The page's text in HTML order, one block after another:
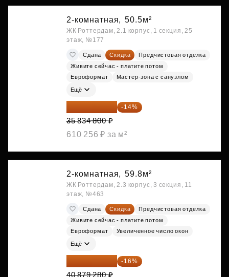
2-комнатная, 50.5м²
ЖК Роттердам, 2.1 корпус, 1 секция, 25
этаж, №177
Сдана Скидка
Предчистовая отделка
Живите сейчас - платите потом
Евроформат
Мастер-зона с санузлом
Ещё
30 817 928 ₽ -14%
35 834 800 ₽
610 256 ₽ за м²
2-комнатная, 59.8м²
ЖК Роттердам, 2.3 корпус, 3 секция, 11
этаж, №463
Сдана Скидка
Предчистовая отделка
Живите сейчас - платите потом
Евроформат
Увеличенное число окон
Ещё
34 338 595 ₽ -16%
40 879 280 ₽